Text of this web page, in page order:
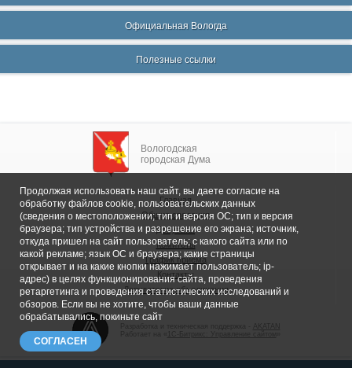
Официальная Вологда
Полезные ссылки
Вологодская
городская Дума
Главная
Общие сведения
Депутаты
Комитеты
График приема
Контакты
Депутатские объединения
1С-Битрикс: Управление сайтом
Продолжая использовать наш сайт, вы даете согласие на
обработку файлов cookie, пользовательских данных
(сведения о местоположении; тип и версия ОС; тип и версия
браузера; тип устройства и разрешение его экрана; источник,
откуда пришел на сайт пользователь; с какого сайта или по
какой рекламе; язык ОС и браузера; какие страницы
открывает и на какие кнопки нажимает пользователь; ip-
адрес) в целях функционирования сайта, проведения
ретаргетинга и проведения статистических исследований и
обзоров. Если вы не хотите, чтобы ваши данные
обрабатывались, покиньте сайт
СОГЛАСЕН